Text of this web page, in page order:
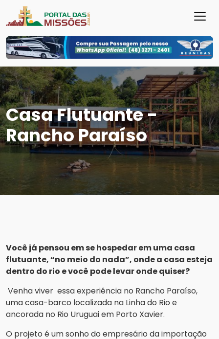
Casa Flutuante -
Rancho Paraíso
Você já pensou em se hospedar em uma casa
flutuante, “no meio do nada”, onde a casa esteja
dentro do rio e você pode levar onde quiser?
Venha viver essa experiência no Rancho Paraíso,
uma casa-barco localizada na Linha do Rio e
ancorada no Rio Uruguai em Porto Xavier.
O projeto é um sonho do empresário da importação